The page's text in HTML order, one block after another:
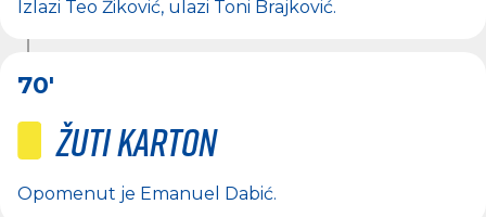
Izlazi Teo Žiković, ulazi Toni Brajković.
70'
Žuti karton
Opomenut je Emanuel Dabić.